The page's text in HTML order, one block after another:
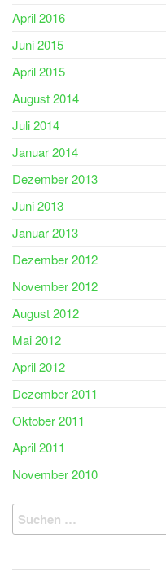
April 2016
Juni 2015
April 2015
August 2014
Juli 2014
Januar 2014
Dezember 2013
Juni 2013
Januar 2013
Dezember 2012
November 2012
August 2012
Mai 2012
April 2012
Dezember 2011
Oktober 2011
April 2011
November 2010
Suchen
nach: